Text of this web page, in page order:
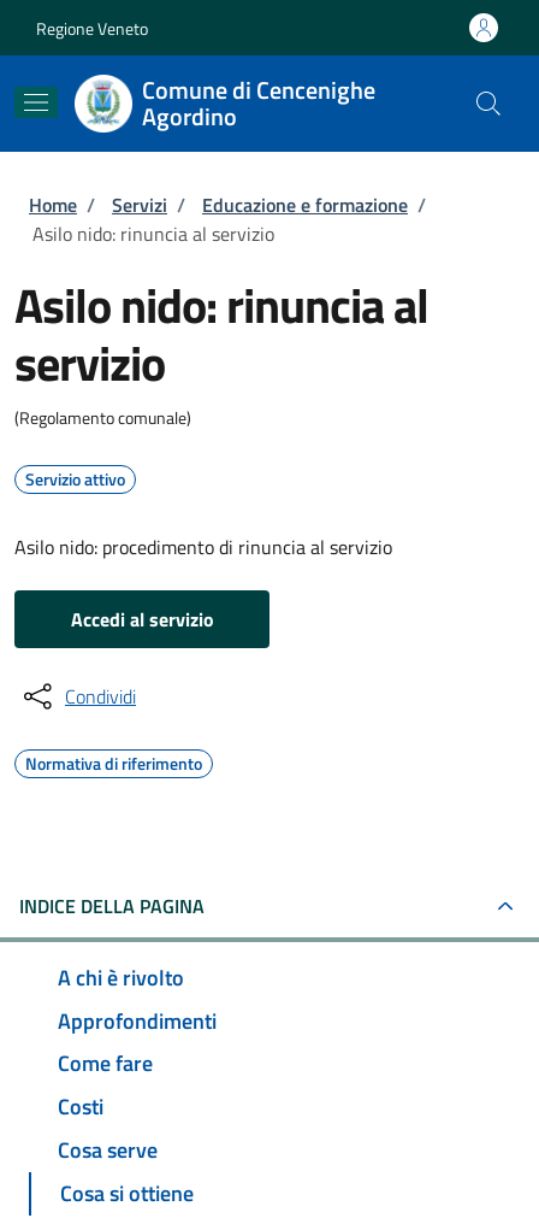
Regione Veneto
Comune di Cencenighe
Agordino
Briciole di pane
Home / Servizi / Educazione e formazione /
Asilo nido: rinuncia al servizio
Asilo nido: rinuncia al
servizio
(Regolamento comunale)
Servizio attivo
Asilo nido: procedimento di rinuncia al servizio
Accedi al servizio
Condividi
Normativa di riferimento
INDICE DELLA PAGINA
A chi è rivolto
Approfondimenti
Come fare
Costi
Cosa serve
Cosa si ottiene